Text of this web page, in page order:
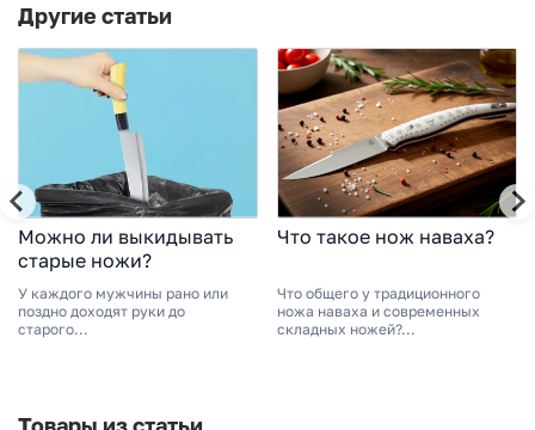
Другие статьи
Можно ли выкидывать
старые ножи?
У каждого мужчины рано или
поздно доходят руки до
старого...
Что такое нож наваха?
Что общего у традиционного
ножа наваха и современных
складных ножей?...
Товары из статьи